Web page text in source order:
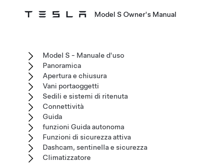
Model S Owner's Manual
Model S - Manuale d'uso
Panoramica
Apertura e chiusura
Vani portaoggetti
Sedili e sistemi di ritenuta
Connettività
Guida
funzioni Guida autonoma
Funzioni di sicurezza attiva
Dashcam, sentinella e sicurezza
Climatizzatore